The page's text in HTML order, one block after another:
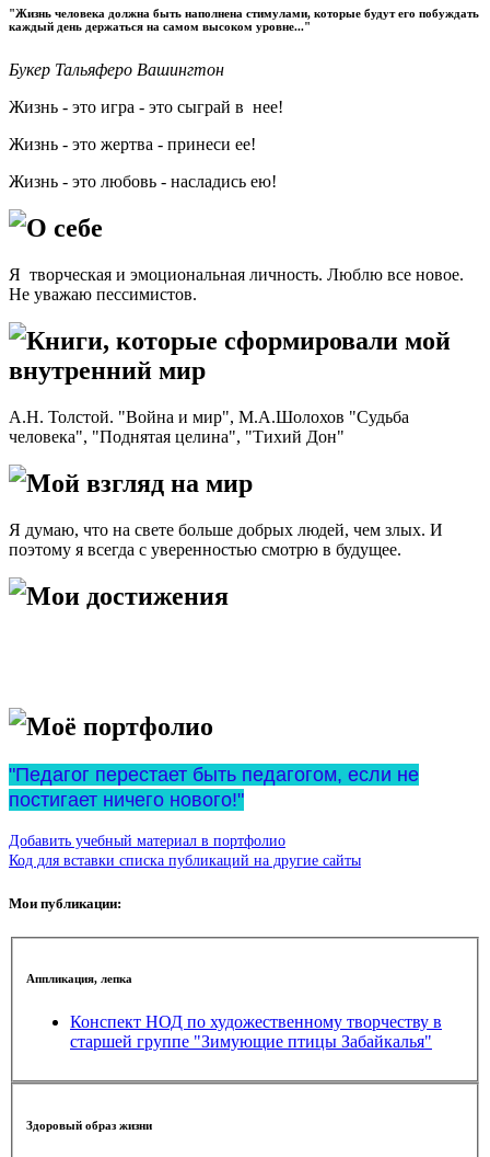
"Жизнь человека должна быть наполнена стимулами, которые будут его побуждать
каждый день держаться на самом высоком уровне..."
Букер Тальяферо Вашингтон
Жизнь - это игра - это сыграй в нее!
Жизнь - это жертва - принеси ее!
Жизнь - это любовь - насладись ею!
О себе
Я творческая и эмоциональная личность. Люблю все новое.
Не уважаю пессимистов.
Книги, которые сформировали мой
внутренний мир
А.Н. Толстой. "Война и мир", М.А.Шолохов "Судьба
человека", "Поднятая целина", "Тихий Дон"
Мой взгляд на мир
Я думаю, что на свете больше добрых людей, чем злых. И
поэтому я всегда с уверенностью смотрю в будущее.
Мои достижения
Моё портфолио
"Педагог перестает быть педагогом, если не
постигает ничего нового!"
Добавить учебный материал в портфолио
Код для вставки списка публикаций на другие сайты
Мои публикации:
Аппликация, лепка
Конспект НОД по художественному творчеству в
старшей группе "Зимующие птицы Забайкалья"
Здоровый образ жизни